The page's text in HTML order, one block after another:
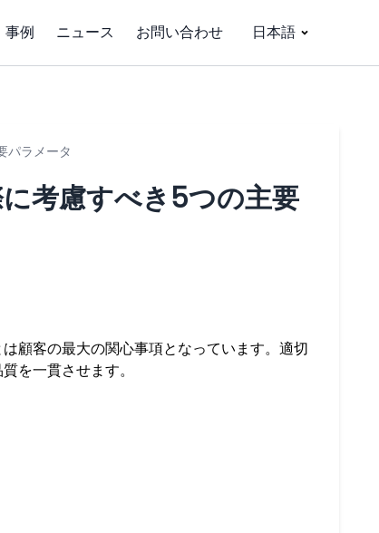
事例 ニュース お問い合わせ 日本語
ラメータ
考慮すべき5つの主要
顧客の最大の関心事項となっています。適切
を一貫させます。